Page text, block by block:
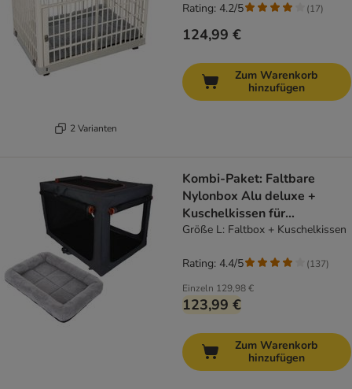
2 Varianten
124,99 €
Rating: 4.2/5 (17)
Zum Warenkorb
hinzufügen
Kombi-Paket: Faltbare
Nylonbox Alu deluxe +
Kuschelkissen für
Hundeboxen
Größe L: Faltbox + Kuschelkissen
Einzeln 129,98 €
123,99 €
Rating: 4.4/5 (137)
Zum Warenkorb
hinzufügen